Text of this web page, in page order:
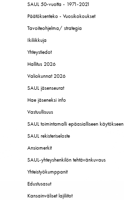
SAUL 50-vuotta - 1971-2021
Päätöksenteko - Vuosikokoukset
Tavoiteohjelma/ strategia
Ikiliikkuja
Yhteystiedot
Hallitus 2026
Valiokunnat 2026
SAUL jäsenseurat
Hae jäseneksi info
Vastuullisuus
SAUL toimintamalli epäasialliseen käytökseen
SAUL rekisteriseloste
Ansiomerkit
SAUL-yhteyshenkilön tehtävänkuvaus
Yhteistyökumppanit
Edustusasut
Kansainväliset lajiliitot